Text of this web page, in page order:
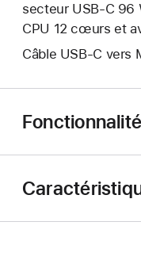
secteur USB‑C 96
CPU 12 cœurs et
Câble USB-C vers